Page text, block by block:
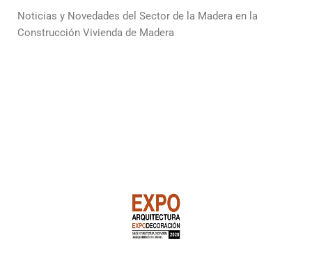
Noticias y Novedades del Sector de la Madera en la
Construcción Vivienda de Madera